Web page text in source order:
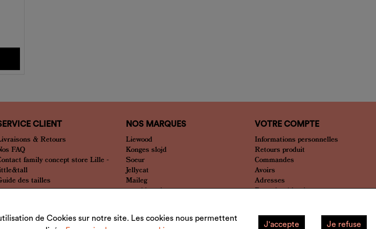
CLIENT
& Retours
FAQ
family concept store Lille -
des tailles
NOS MARQUES
Liewood
Konges slojd
Soeur
Jellycat
Maileg
... et bien plus
VOTRE COMPTE
Informations personnelles
Retours produit
Commandes
Avoirs
Adresses
Bons de réduction
de Cookies sur notre site. Les cookies nous permettent
J'accepte Je refuse